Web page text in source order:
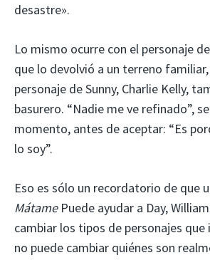
desastre».
Lo mismo ocurre con el personaje
que lo devolvió a un terreno familiar,
personaje de Sunny, Charlie Kelly,
basurero. “Nadie me ve refinado”,
momento, antes de aceptar: “Es
lo soy”.
Eso es sólo un recordatorio de que
MátamePuede ayudar a Day,
cambiar los tipos de personajes
no puede cambiar quiénes son